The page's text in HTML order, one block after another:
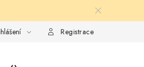
získat lepší ceny? Moje objednávka
Registrace